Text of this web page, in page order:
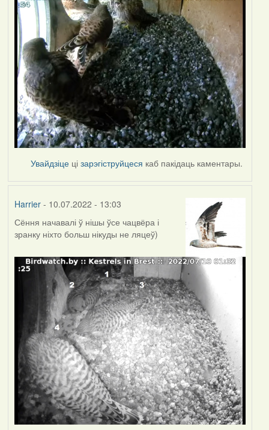
Увайдзіце цізарэгіструйцеся каб пакідаць каментары.
Harrier- 10.07.2022 - 13:03
Сёння начавалі ў нішы ўсе чацвёра і
зранку ніхто больш нікуды не ляцеў)